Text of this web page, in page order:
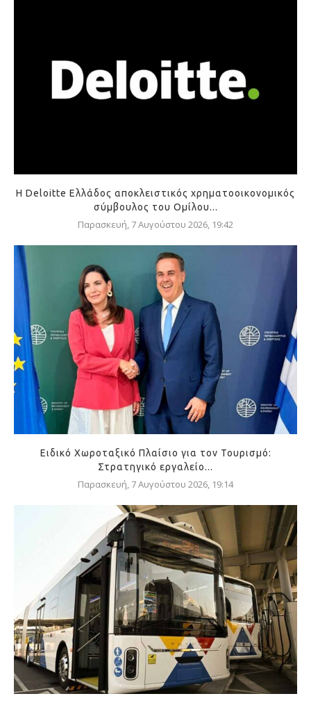
Η Deloitte Ελλάδος αποκλειστικός χρηματοοικονομικός
σύμβουλος του Ομίλου...
Παρασκευή, 7 Αυγούστου 2026, 19:42
Ειδικό Χωροταξικό Πλαίσιο για τον Τουρισμό:
Στρατηγικό εργαλείο...
Παρασκευή, 7 Αυγούστου 2026, 19:14